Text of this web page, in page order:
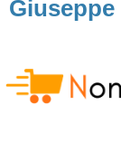
Giuseppe